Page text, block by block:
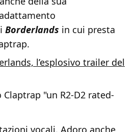
Borderlands in cui presta
l’esplosivo trailer del
"un R2-D2 rated-